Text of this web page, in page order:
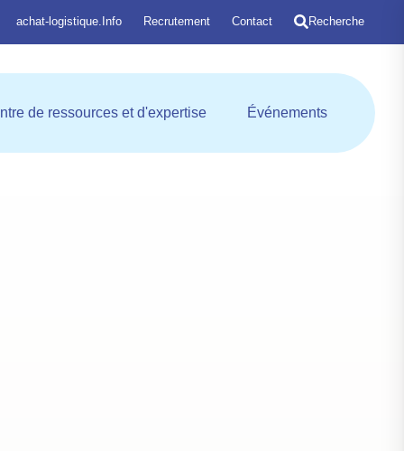
achat-logistique.Info Recrutement Contact Recherche
d'achat
de ressources et d'expertise Ouvrir Centre de ressources
Événements Ouvrir